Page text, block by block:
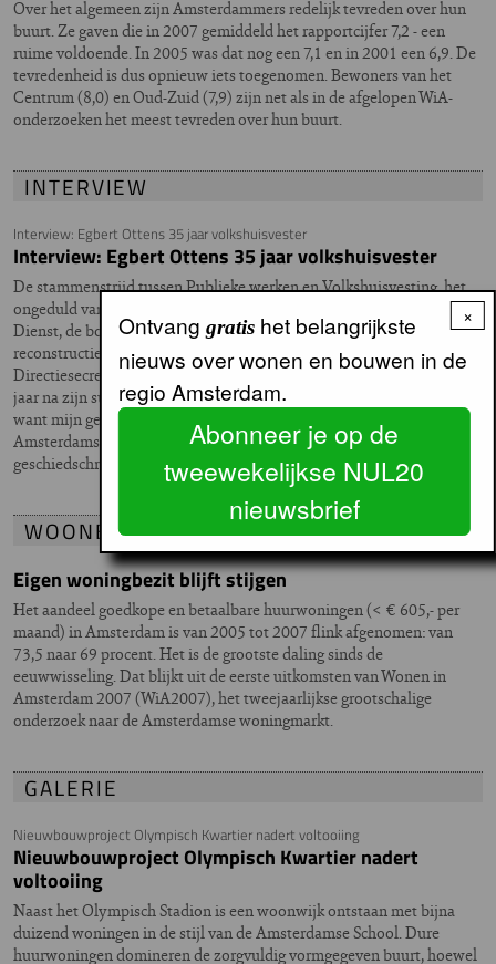
Over het algemeen zijn Amsterdammers redelijk tevreden over hun
buurt. Ze gaven die in 2007 gemiddeld het rapportcijfer 7,2 - een
ruime voldoende. In 2005 was dat nog een 7,1 en in 2001 een 6,9. De
tevredenheid is dus opnieuw iets toegenomen. Bewoners van het
Centrum (8,0) en Oud-Zuid (7,9) zijn net als in de afgelopen WiA-
onderzoeken het meest tevreden over hun buurt.
INTERVIEW
Interview: Egbert Ottens 35 jaar volkshuisvester
Interview: Egbert Ottens 35 jaar volkshuisvester
De stammenstrijd tussen Publieke werken en Volkshuisvesting, het
ongeduld van Jan Schaefer, ‘autonomen’ die de ruiten inkeilen bij de
Dienst, de bouw van een dakpannenfabriek in Kosovo,
reconstructiewerkzaamheden na de aardbeving in Turkije.
Directiesecretaris Egbert Ottens maakte het allemaal mee. Ruim 30
jaar na zijn succesvolle Ik moet naar een kleinere woning omzien,
want mijn gezin wordt te groot schrijft hij zijn slotakkoord: de
Amsterdamse Volkshuisvesting, 1970-2005. Participerende
geschiedschrijving van een volkshuisvester in hart en nieren.
WOONBAROMETER
Eigen woningbezit blijft stijgen
Het aandeel goedkope en betaalbare huurwoningen (< € 605,- per
maand) in Amsterdam is van 2005 tot 2007 flink afgenomen: van
73,5 naar 69 procent. Het is de grootste daling sinds de
eeuwwisseling. Dat blijkt uit de eerste uitkomsten van Wonen in
Amsterdam 2007 (WiA2007), het tweejaarlijkse grootschalige
onderzoek naar de Amsterdamse woningmarkt.
GALERIE
Nieuwbouwproject Olympisch Kwartier nadert voltooiing
Nieuwbouwproject Olympisch Kwartier nadert
voltooiing
Naast het Olympisch Stadion is een woonwijk ontstaan met bijna
duizend woningen in de stijl van de Amsterdamse School. Dure
huurwoningen domineren de zorgvuldig vormgegeven buurt, hoewel
×
Ontvang gratishet belangrijkste
nieuws over wonen en bouwen in de
regio Amsterdam.
Abonneer je op de
tweewekelijkse NUL20
nieuwsbrief